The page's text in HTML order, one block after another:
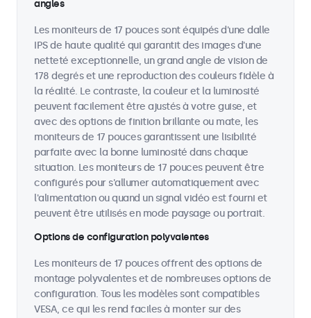
angles
Les moniteurs de 17 pouces sont équipés d'une dalle
IPS de haute qualité qui garantit des images d'une
netteté exceptionnelle, un grand angle de vision de
178 degrés et une reproduction des couleurs fidèle à
la réalité. Le contraste, la couleur et la luminosité
peuvent facilement être ajustés à votre guise, et
avec des options de finition brillante ou mate, les
moniteurs de 17 pouces garantissent une lisibilité
parfaite avec la bonne luminosité dans chaque
situation. Les moniteurs de 17 pouces peuvent être
configurés pour s'allumer automatiquement avec
l'alimentation ou quand un signal vidéo est fourni et
peuvent être utilisés en mode paysage ou portrait.
Options de configuration polyvalentes
Les moniteurs de 17 pouces offrent des options de
montage polyvalentes et de nombreuses options de
configuration. Tous les modèles sont compatibles
VESA, ce qui les rend faciles à monter sur des